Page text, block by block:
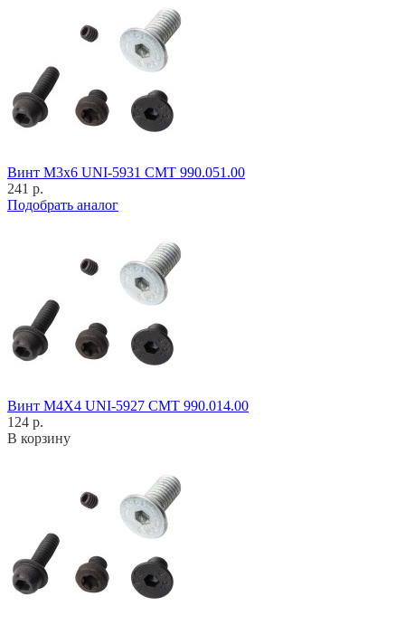
Винт M3x6 UNI-5931 CMT 990.051.00
241 р.
Подобрать аналог
Винт M4X4 UNI-5927 CMT 990.014.00
124 р.
В корзину